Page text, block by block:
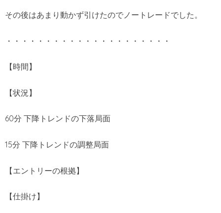
その後はあまり動かず引けたのでノートレードでした。
・・・・・・・・・・・・・・・・・・・・・
【時間】
【状況】
60分 下降トレンドの下落局面
15分 下降トレンドの調整局面
【エントリーの根拠】
【仕掛け】